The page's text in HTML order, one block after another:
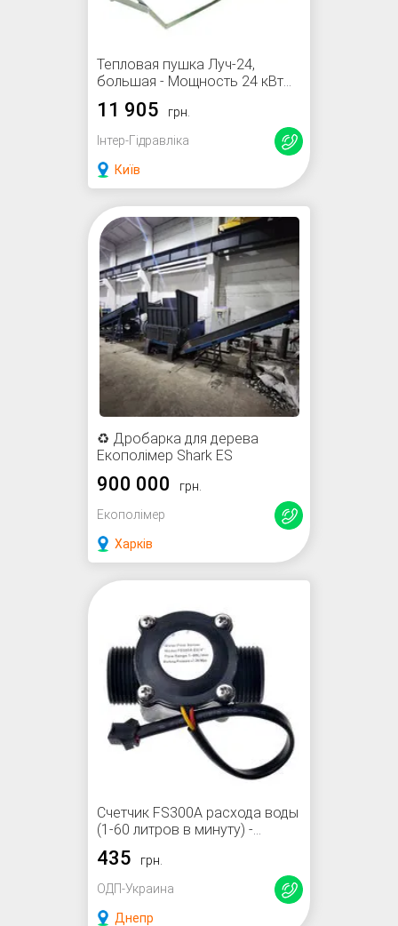
Тепловая пушка Луч-24,
большая - Мощность 24 кВт
(380В)
11 905
грн.
Інтер-Гідравліка
Київ
♻️ Дробарка для дерева
Екополімер Shark ES
900 000
грн.
Екополімер
Харків
Счетчик FS300А расхода воды
(1-60 литров в минуту) -
диаметр 3/4 дюйма - для
Arduino
435
грн.
ОДП-Украина
Днепр